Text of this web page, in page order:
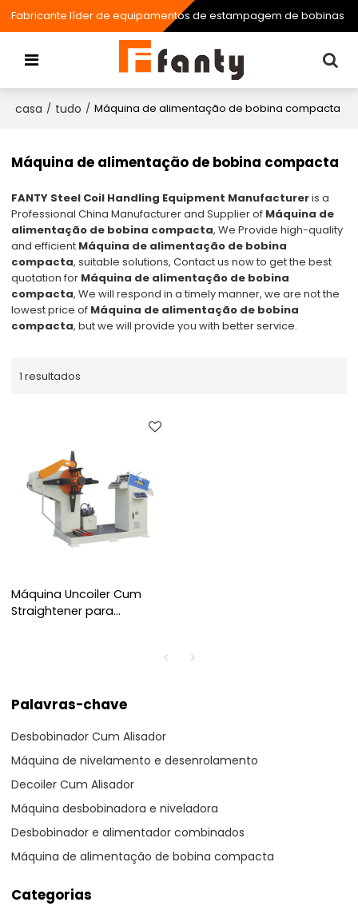
Fabricante líder de equipamentos de estampagem de bobinas
casa / tudo / Máquina de alimentação de bobina compacta
Máquina de alimentação de bobina compacta
FANTY Steel Coil Handling Equipment Manufactureris a
Professional China Manufacturer and Supplier of Máquina de
alimentação de bobina compacta, We Provide high-quality
and efficient Máquina de alimentação de bobina
compacta, suitable solutions, Contact us now to get the best
quotation for Máquina de alimentação de bobina
compacta, We will respond in a timely manner, we are not the
lowest price of Máquina de alimentação de bobina
compacta, but we will provide you with better service.
1 resultados
Máquina Uncoiler Cum
Straightener para
Palavras-chave
Desbobinador Cum Alisador
Máquina de nivelamento e desenrolamento
Decoiler Cum Alisador
Máquina desbobinadora e niveladora
Desbobinador e alimentador combinados
Máquina de alimentação de bobina compacta
Categorias